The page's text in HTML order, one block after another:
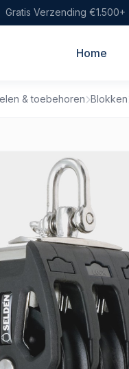
Gratis Verzending €1.500+
Home
& toebehoren Blokken